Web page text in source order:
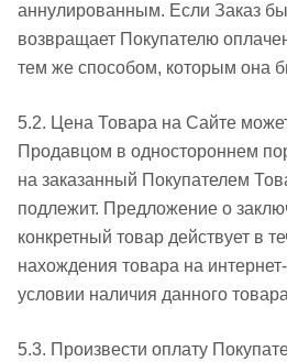
аннулированным. Если Заказ
возвращает Покупателю
тем же способом, которым она
5.2. Цена Товара на Сайте
Продавцом в одностороннем
на заказанный Покупателем
подлежит. Предложение о
конкретный товар действует в
нахождения товара на
условии наличия данного
5.3. Произвести оплату